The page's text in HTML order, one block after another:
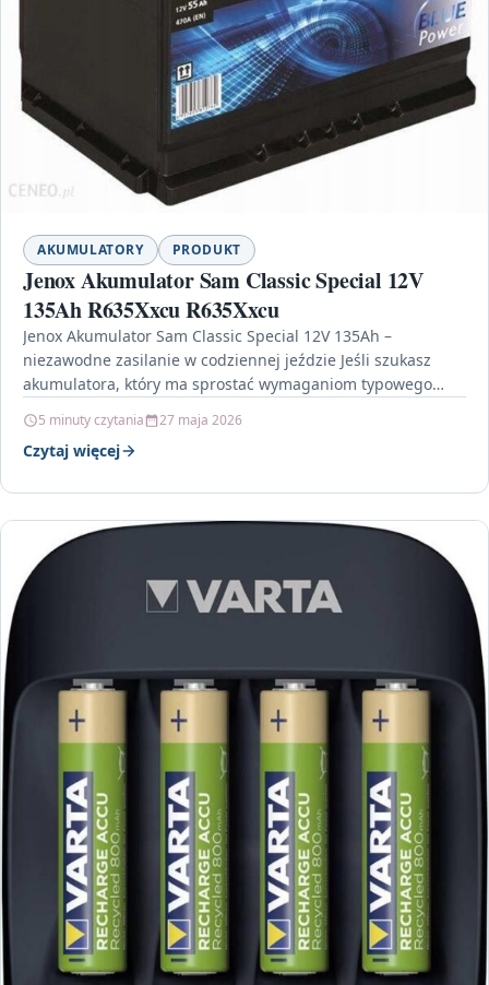
AKUMULATORY PRODUKT
Jenox Akumulator Sam Classic Special 12V
135Ah R635Xxcu R635Xxcu
Jenox Akumulator Sam Classic Special 12V 135Ah –
niezawodne zasilanie w codziennej jeździe Jeśli szukasz
akumulatora, który ma sprostać wymaganiom typowego
5 minuty czytania 27 maja 2026
Czytaj więcej